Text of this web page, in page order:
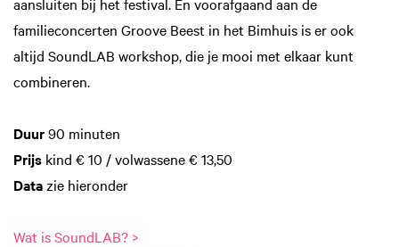
familieconcerten Groove Beest in het Bimhuis is er ook
altijd SoundLAB workshop, die je mooi met elkaar kunt
combineren.
Duur90 minuten
Prijs kind € 10 / volwassene € 13,50
Datazie hieronder
Wat is SoundLAB? >